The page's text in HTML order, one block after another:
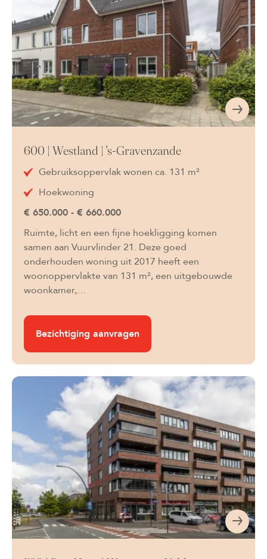
600 | Westland | 's-Gravenzande
Gebruiksoppervlak wonen ca. 131 m²
Hoekwoning
€ 650.000 - € 660.000
Ruimte, licht en een fijne hoekligging komen
samen aan Vuurvlinder 21. Deze goed
onderhouden woning uit 2017 heeft een
woonoppervlakte van 131 m², een uitgebouwde
woonkamer,…
Bezichtiging aanvragen